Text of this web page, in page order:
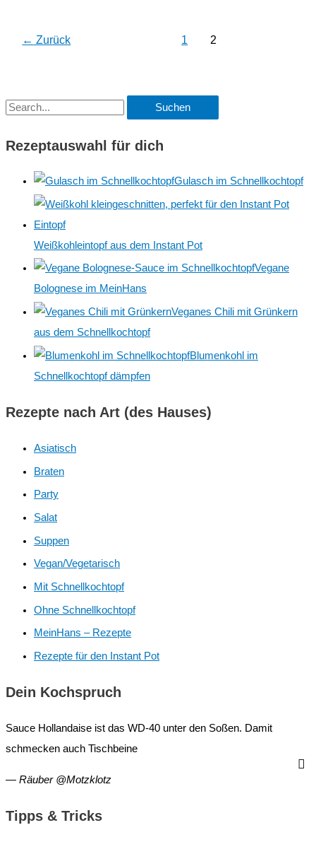
Schnellkochtopf
← Zurück 1 2
S
c
Rezeptauswahl für dich
Gulasch im Schnellkochtopf
Weißkohleintopf aus dem Instant Pot
Vegane
Bolognese im MeinHans
Veganes Chili mit Grünkern
aus dem Schnellkochtopf
Blumenkohl im
Schnellkochtopf dämpfen
Rezepte nach Art (des Hauses)
Asiatisch
Braten
Party
Salat
Suppen
Vegan/Vegetarisch
Mit Schnellkochtopf
Ohne Schnellkochtopf
MeinHans – Rezepte
Rezepte für den Instant Pot
Dein Kochspruch
Sauce Hollandaise ist das WD-40 unter den Soßen. Damit
schmecken auch Tischbeine
— Räuber @Motzklotz
Tipps & Tricks